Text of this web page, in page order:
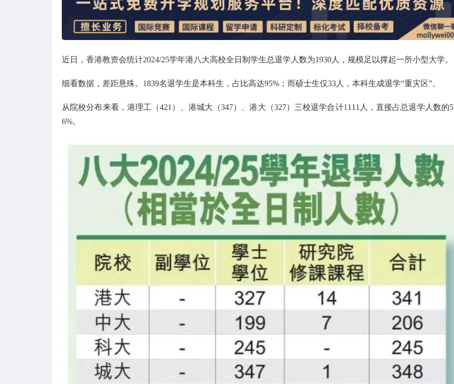
近日，香港教资会统计2024/25学年港八大高校全日制学生总退学人数为1930人，规模足以撑起一所小型大学。
细看数据，差距悬殊。1839名退学生是本科生，占比高达95%；而硕士生仅33人，本科生成退学“重灾区”。
从院校分布来看，港理工（421）、港城大（347）、港大（327）三校退学合计1111人，直接占总退学人数的
6%。